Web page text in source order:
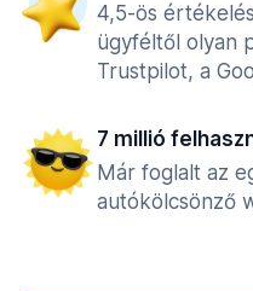
4,5-ös
ügyféltől olyan
Trustpilot, a
7 millió
Már foglalt az
autókölcsönző